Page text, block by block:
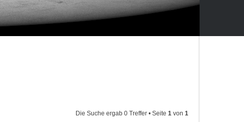
Die Suche ergab 0 Treffer • Seite 1 von 1